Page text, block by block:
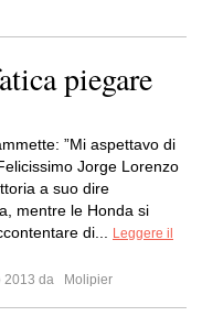
piegare
”Mi aspettavo di
Jorge Lorenzo
a suo dire
mentre le Honda si
di...
Leggere il
2013 da
Molipier